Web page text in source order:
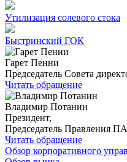
Утилизация солевого стока
Быстринский ГОК
Гарет Пенни
Председатель Совета
Читать обращение
Владимир Потанин
Президент,
Председатель Правления
Читать обращение
Обзор корпоративного